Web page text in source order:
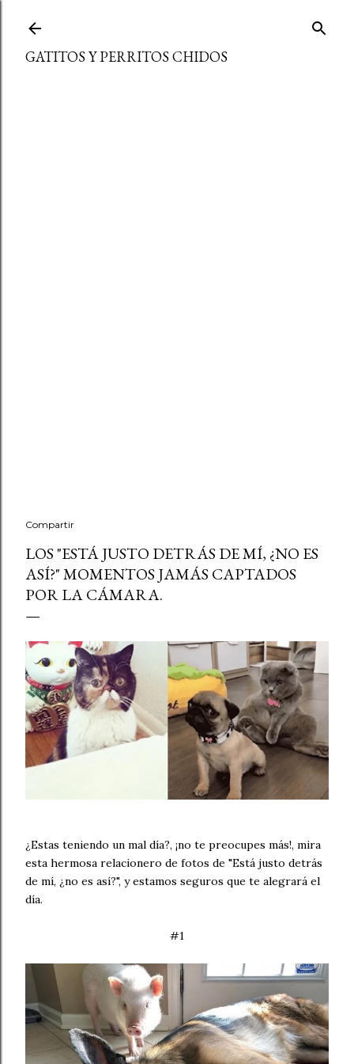
GATITOS Y PERRITOS CHIDOS
Compartir
LOS "ESTÁ JUSTO DETRÁS DE MÍ, ¿NO ES
ASÍ?" MOMENTOS JAMÁS CAPTADOS
POR LA CÁMARA.
¿Estas teniendo un mal día?, ¡no te preocupes más!, mira
esta hermosa relacionero de fotos de "Está justo detrás
de mí, ¿no es así?", y estamos seguros que te alegrará el
día.
#1